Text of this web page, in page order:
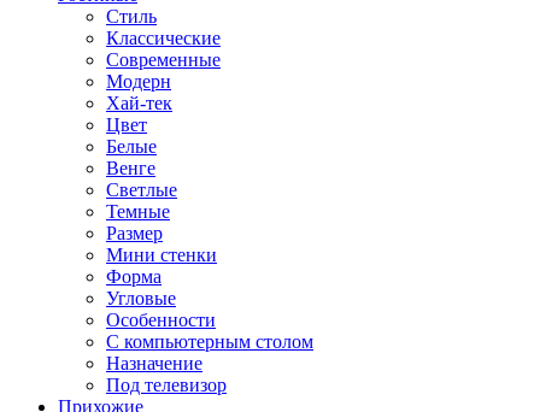
Стиль
Классические
Современные
Модерн
Хай-тек
Цвет
Белые
Венге
Светлые
Темные
Размер
Мини стенки
Форма
Угловые
Особенности
С компьютерным столом
Назначение
Под телевизор
Прихожие